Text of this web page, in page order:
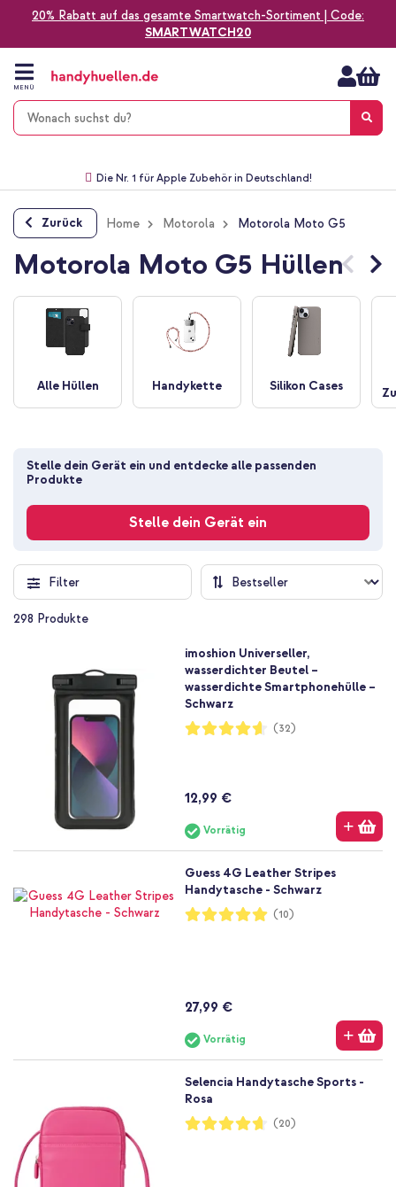
20% Rabatt auf das gesamte Smartwatch-Sortiment | Code:
SMARTWATCH20
Zum
Inhalt
springen
MENÜ
Die Nr. 1 für Apple Zubehör in Deutschland!
Zurück Home Motorola Motorola Moto G5
Motorola Moto G5 Hüllen
Alle Hüllen Handykette Silikon Cases
Stelle dein Gerät ein und entdecke alle passenden
Produkte
Stelle dein Gerät ein
Filter
298 Produkte
imoshion Universeller,
wasserdichter Beutel –
wasserdichte Smartphonehülle –
Schwarz
Bewertung:
92%
(32)
12,99 €
Vorrätig
Guess 4G Leather Stripes
Handytasche - Schwarz
Bewertung:
100%
(10)
27,99 €
Vorrätig
Selencia Handytasche Sports -
Rosa
Bewertung:
93%
(20)